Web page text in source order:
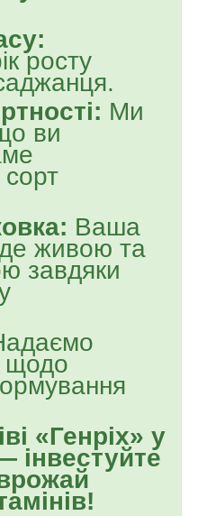
росту
Ми
ви
сорт
Ваша
живою та
завдяки
щодо
«Генріх» у
інвестуйте